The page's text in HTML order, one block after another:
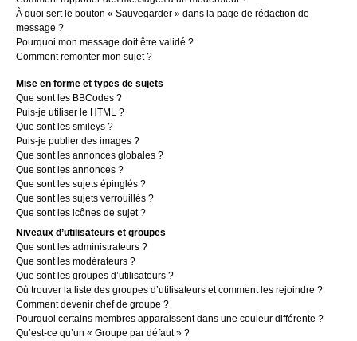
À quoi sert le bouton « Sauvegarder » dans la page de rédaction de
message ?
Pourquoi mon message doit être validé ?
Comment remonter mon sujet ?
Mise en forme et types de sujets
Que sont les BBCodes ?
Puis-je utiliser le HTML ?
Que sont les smileys ?
Puis-je publier des images ?
Que sont les annonces globales ?
Que sont les annonces ?
Que sont les sujets épinglés ?
Que sont les sujets verrouillés ?
Que sont les icônes de sujet ?
Niveaux d’utilisateurs et groupes
Que sont les administrateurs ?
Que sont les modérateurs ?
Que sont les groupes d’utilisateurs ?
Où trouver la liste des groupes d’utilisateurs et comment les rejoindre ?
Comment devenir chef de groupe ?
Pourquoi certains membres apparaissent dans une couleur différente ?
Qu’est-ce qu’un « Groupe par défaut » ?